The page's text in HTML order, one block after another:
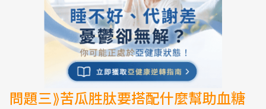
問題三⟫苦瓜胜肽要搭配什麼幫助血糖